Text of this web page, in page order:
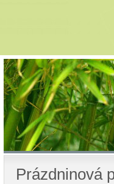
Prázdninová